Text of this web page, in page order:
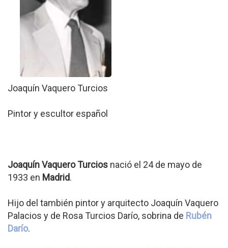
Joaquín Vaquero Turcios
Pintor y escultor español
Joaquín Vaquero Turcios nació el 24 de mayo de
1933 en Madrid.
Hijo del también pintor y arquitecto Joaquín Vaquero
Palacios y de Rosa Turcios Darío, sobrina de Rubén
Darío.